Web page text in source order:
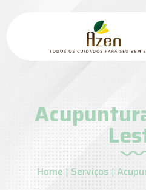
Home| Serviços |